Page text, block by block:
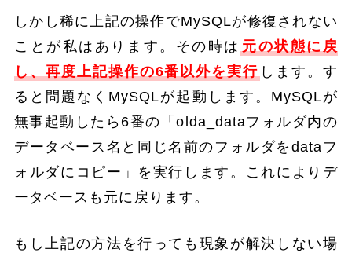
しかし稀に上記の操作でMySQLが修復されない
ことが私はあります。その時は 元の状態に戻
し、再度上記操作の6番以外を実行 します。す
ると問題なくMySQLが起動します。MySQLが
無事起動したら6番の「olda_dataフォルダ内の
データベース名と同じ名前のフォルダをdataフ
ォルダにコピー」を実行します。これによりデ
ータベースも元に戻ります。
もし上記の方法を行っても現象が解決しない場